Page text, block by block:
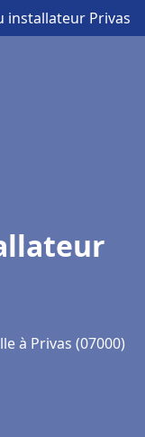
installateur Privas
à Privas (07000)